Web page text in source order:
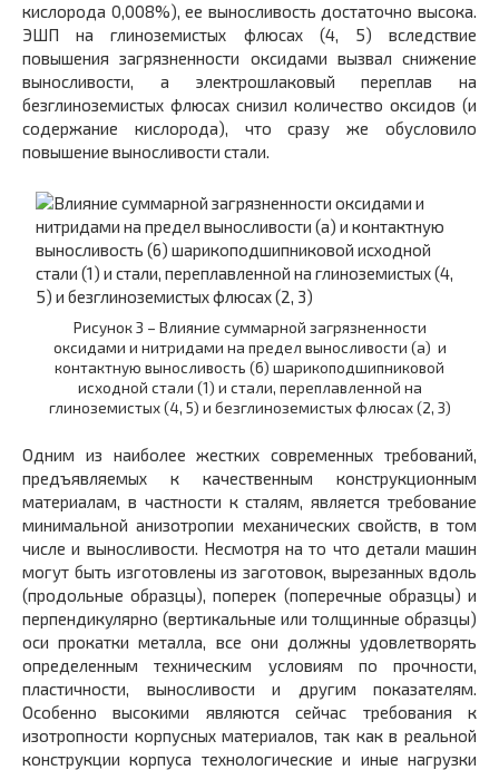
кислорода 0,008%), ее выносливость достаточно высока.
ЭШП на глиноземистых флюсах (4, 5)вследствие
повышения загрязненности оксидами вызвал снижение
выносливости, а электрошлаковый переплав на
безглиноземистых флюсах снизил количество оксидов (и
содержание кислорода), что сразу же обусловило
повышение выносливости стали.
Рисунок 3 – Влияние суммарной загрязненности
оксидами и нитридами на предел выносливости (а) и
контактную выносливость (6) шарикоподшипниковой
исходной стали (1) и стали, переплавленной на
глиноземистых (4, 5) и безглиноземистых флюсах (2, 3)
Одним из наиболее жестких современных требований,
предъявляемых к качественным конструкционным
материалам, в частности к сталям, является требование
минимальной анизотропии механических свойств, в том
числе и выносливости. Несмотря на то что детали машин
могут быть изготовлены из заготовок, вырезанных вдоль
(продольные образцы), поперек (поперечные образцы) и
перпендикулярно (вертикальные или толщинные образцы)
оси прокатки металла, все они должны удовлетворять
определенным техническим условиям по прочности,
пластичности, выносливости и другим показателям.
Особенно высокими являются сейчас требования к
изотропности корпусных материалов, так как в реальной
конструкции корпуса технологические и иные нагрузки